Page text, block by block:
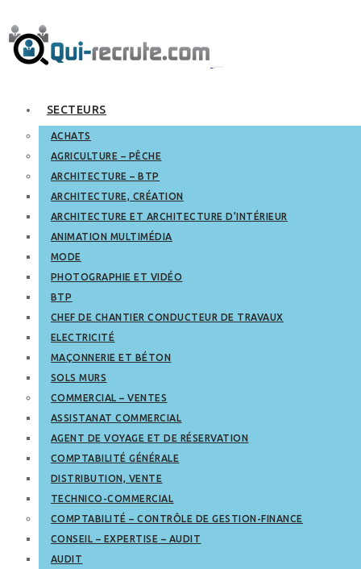
SECTEURS
ACHATS
AGRICULTURE – PÊCHE
ARCHITECTURE – BTP
ARCHITECTURE, CRÉATION
ARCHITECTURE ET ARCHITECTURE D’INTÉRIEUR
ANIMATION MULTIMÉDIA
MODE
PHOTOGRAPHIE ET VIDÉO
BTP
CHEF DE CHANTIER CONDUCTEUR DE TRAVAUX
ELECTRICITÉ
MAÇONNERIE ET BÉTON
SOLS MURS
COMMERCIAL – VENTES
ASSISTANAT COMMERCIAL
AGENT DE VOYAGE ET DE RÉSERVATION
COMPTABILITÉ GÉNÉRALE
DISTRIBUTION, VENTE
TECHNICO-COMMERCIAL
COMPTABILITÉ – CONTRÔLE DE GESTION-FINANCE
CONSEIL – EXPERTISE – AUDIT
AUDIT